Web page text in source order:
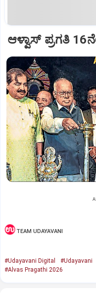
ಆಳ್ವಾಸ್‌ ಪ್ರಗತಿ
TEAM UDAYAVANI
#Udayavani Digital #Udayavani
#Alvas Pragathi 2026